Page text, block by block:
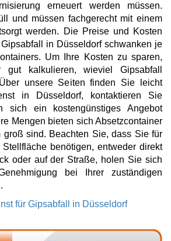
erneuert werden müssen.
und müssen fachgerecht mit einem
werden. Die Preise und Kosten
in Düsseldorf schwanken je
Um Ihre Kosten zu sparen,
kalkulieren, wieviel Gipsabfall
unsere Seiten finden Sie leicht
in Düsseldorf, kontaktieren Sie
sich ein kostengünstiges Angebot
Mengen bieten sich Absetzcontainer
sind. Beachten Sie, dass Sie für
benötigen, entweder direkt
oder auf der Straße, holen Sie sich
bei Ihrer zuständigen
für Gipsabfall in Düsseldorf